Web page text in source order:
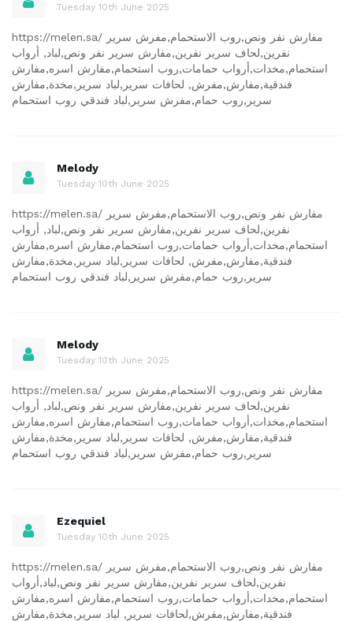
Tuesday 10th June 2025
https://melen.sa/ مفارش نفر ونص,روب الاستحمام,مفرش سرير
نفرين,لحاف سرير نفرين,مفارش سرير نفر ونص,لباد, أرواب
استحمام,مخدات,أرواب حمامات,روب استحمام,مفارش اسره,مفارش
فندقية,مفارش,مفرش, لحافات سرير,لباد سرير,مخدة,مفارش
سرير,روب حمام,مفرش سرير,لباد فندقي روب استحمام
Melody
Tuesday 10th June 2025
https://melen.sa/ مفارش نفر ونص,روب الاستحمام,مفرش سرير
نفرين,لحاف سرير نفرين,مفارش سرير نفر ونص,لباد, أرواب
استحمام,مخدات,أرواب حمامات,روب استحمام,مفارش اسره,مفارش
فندقية,مفارش,مفرش, لحافات سرير,لباد سرير,مخدة,مفارش
سرير,روب حمام,مفرش سرير,لباد فندقي روب استحمام
Melody
Tuesday 10th June 2025
https://melen.sa/ مفارش نفر ونص,روب الاستحمام,مفرش سرير
نفرين,لحاف سرير نفرين,مفارش سرير نفر ونص,لباد, أرواب
استحمام,مخدات,أرواب حمامات,روب استحمام,مفارش اسره,مفارش
فندقية,مفارش,مفرش, لحافات سرير,لباد سرير,مخدة,مفارش
سرير,روب حمام,مفرش سرير,لباد فندقي روب استحمام
Ezequiel
Tuesday 10th June 2025
https://melen.sa/ مفارش نفر ونص,روب الاستحمام,مفرش سرير
نفرين,لحاف سرير نفرين,مفارش سرير نفر ونص,لباد,أرواب
استحمام,مخدات,أرواب حمامات,روب استحمام,مفارش اسره,مفارش
فندقية,مفارش,مفرش,لحافات سرير, لباد سرير,مخدة,مفارش